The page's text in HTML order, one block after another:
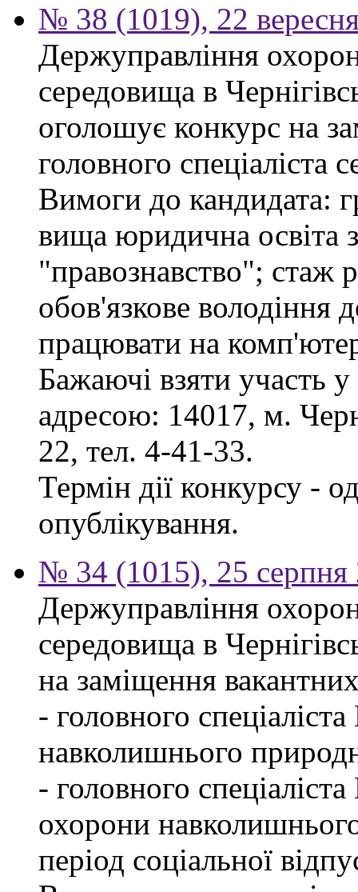
№ 38 (1019), 22
Держуправління
середовища в
оголошує конкурс на
головного спеціаліста
Вимоги до кандидата:
вища юридична освіта
"правознавство"; стаж
обов'язкове
працювати на
Бажаючі взяти участь
адресою: 14017, м.
22, тел. 4-41-33.
Термін дії конкурсу -
опублікування.
№ 34 (1015), 25 серпня
Держуправління
середовища в
на заміщення
- головного
навколишнього
- головного
охорони
період соціальної